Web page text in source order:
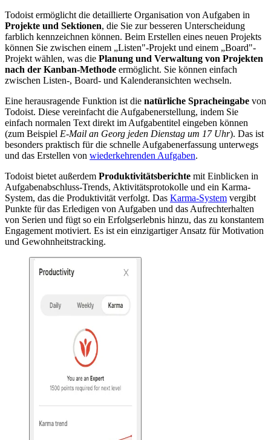
Todoist ermöglicht die detaillierte Organisation von Aufgaben in
Projekte und Sektionen, die Sie zur besseren Unterscheidung
farblich kennzeichnen können. Beim Erstellen eines neuen Projekts
können Sie zwischen einem „Listen"-Projekt und einem „Board"-
Projekt wählen, was die Planung und Verwaltung von Projekten
nach der Kanban-Methode ermöglicht. Sie können einfach
zwischen Listen-, Board- und Kalenderansichten wechseln.
Eine herausragende Funktion ist die natürliche Spracheingabe von
Todoist. Diese vereinfacht die Aufgabenerstellung, indem Sie
einfach normalen Text direkt im Aufgabentitel eingeben können
(zum Beispiel E-Mail an Georg jeden Dienstag um 17 Uhr). Das ist
besonders praktisch für die schnelle Aufgabenerfassung unterwegs
und das Erstellen von wiederkehrenden Aufgaben.
Todoist bietet außerdem Produktivitätsberichte mit Einblicken in
Aufgabenabschluss-Trends, Aktivitätsprotokolle und ein Karma-
System, das die Produktivität verfolgt. Das Karma-System vergibt
Punkte für das Erledigen von Aufgaben und das Aufrechterhalten
von Serien und fügt so ein Erfolgserlebnis hinzu, das zu konstantem
Engagement motiviert. Es ist ein einzigartiger Ansatz für Motivation
und Gewohnheitstracking.